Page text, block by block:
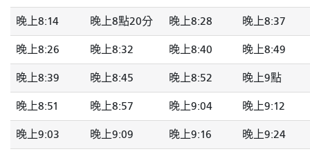
晚上8:14 晚上8點20分 晚上8:28 晚上8:37
晚上8:26 晚上8:32 晚上8:40 晚上8:49
晚上8:39 晚上8:45 晚上8:52 晚上9點
晚上8:51 晚上8:57 晚上9:04 晚上9:12
晚上9:03 晚上9:09 晚上9:16 晚上9:24